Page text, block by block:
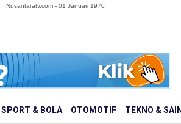
SPORT & BOLA OTOMOTIF TEKNO &
Nusantaratv.com - 01 Januari 1970